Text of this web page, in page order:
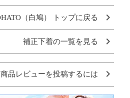
（白鳩） トップに戻る
補正下着の一覧を見る
商品レビューを投稿するには